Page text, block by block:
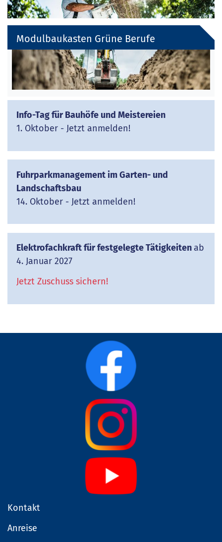
Modulbaukasten Grüne Berufe
Info-Tag für Bauhöfe und Meistereien
1. Oktober - Jetzt anmelden!
Fuhrparkmanagement im Garten- und
Landschaftsbau
14. Oktober - Jetzt anmelden!
Elektrofachkraft für festgelegte Tätigkeiten ab
4. Januar 2027
Jetzt Zuschuss sichern!
Kontakt
Anreise